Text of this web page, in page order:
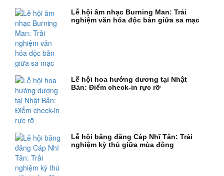
Lễ hội âm nhạc Burning Man: Trải
nghiệm văn hóa độc bản giữa sa mạc
Lễ hội hoa hướng dương tại Nhật
Bản: Điểm check-in rực rỡ
Lễ hội băng đăng Cáp Nhĩ Tân: Trải
nghiệm kỳ thú giữa mùa đông